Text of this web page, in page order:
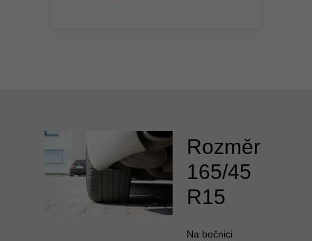
Rozměr
165/45
R15
Na bočnici